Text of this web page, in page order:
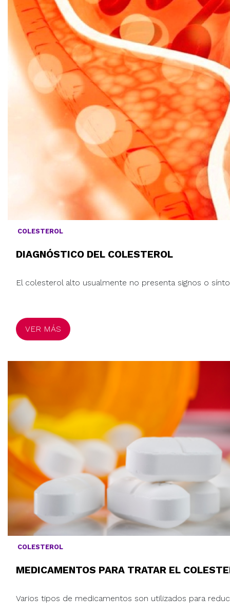
COLESTEROL
DIAGNÓSTICO DEL COLESTEROL
El colesterol alto usualmente no presenta signos o
VER MÁS
COLESTEROL
MEDICAMENTOS PARA TRATAR EL
Varios tipos de medicamentos son utilizados para